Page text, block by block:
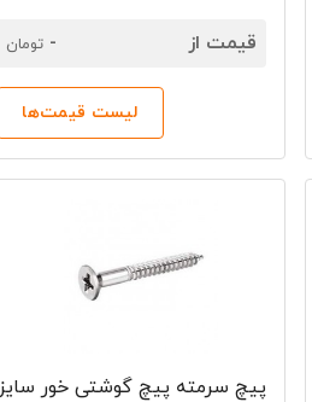
قیمت از - تومان
لیست قیمت‌ها
پیچ سرمته پیچ گوشتی خور سایز